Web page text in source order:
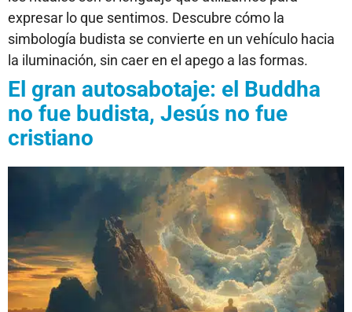
expresar lo que sentimos. Descubre cómo la
simbología budista se convierte en un vehículo hacia
la iluminación, sin caer en el apego a las formas.
El gran autosabotaje: el Buddha
no fue budista, Jesús no fue
cristiano